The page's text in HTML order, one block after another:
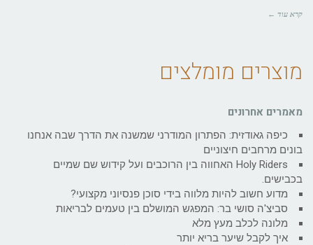
קרא עוד ←
מוצרים מומלצים
מאמרים אחרונים
כיפה גאודזית: הפתרון המודרני שמשנה את הדרך שבה אנחנו
בונים מרחבים חיצוניים
Holy Riders האחווה בין הרוכבים ועל קידוש שם שמיים
בכבישים.
מדוע חשוב להיות מלווה בידי סוכן פנסיוני מקצועי?
סביצ'ה סושי בר: המפגש המושלם בין טעמים לבריאות
מלונה לכלב מעץ מלא
איך לקבל שיער בריא יותר